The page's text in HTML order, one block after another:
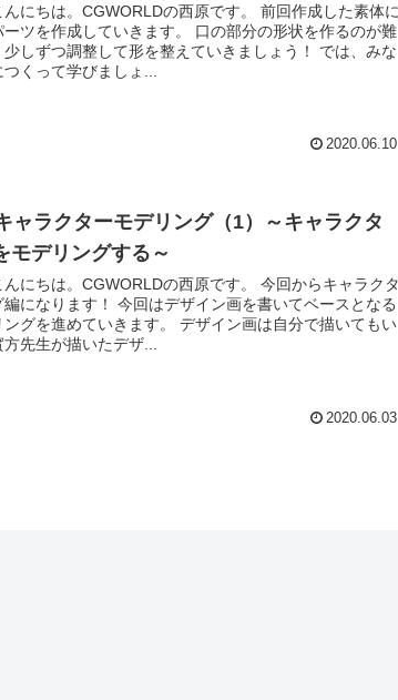
は。CGWORLDの西原です。 前回作成した素体に
ーツを作成していきます。 口の部分の形状を作るのが難
ずつ調整して形を整えていきましょう！ では、みな
くって学びましょ...
2020.06.10
ャラクターモデリング（1）～キャラクタ
モデリングする～
は。CGWORLDの西原です。 今回からキャラクタ
編になります！ 今回はデザイン画を書いてベースとなる
ていきます。 デザイン画は自分で描いてもい
方先生が描いたデザ...
2020.06.03